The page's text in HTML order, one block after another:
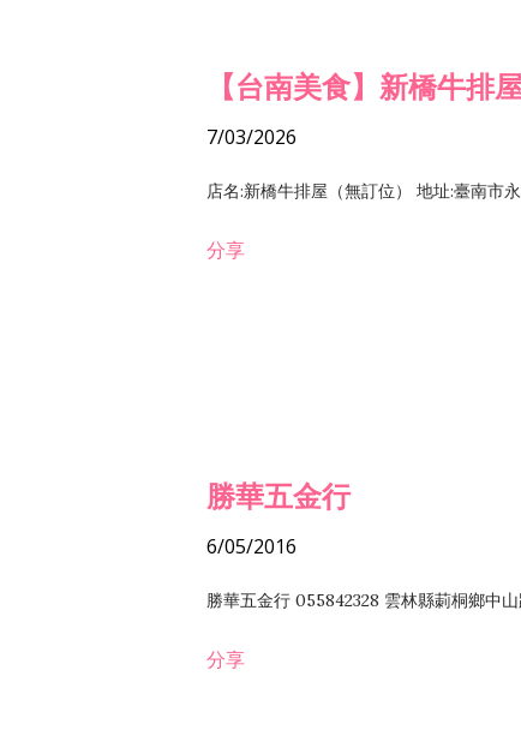
【台南美食】新橋牛排
7/03/2026
店名:新橋牛排屋（無訂位） 地址:臺南市
分享
勝華五金行
6/05/2016
勝華五金行 055842328 雲林縣莿桐鄉中
分享